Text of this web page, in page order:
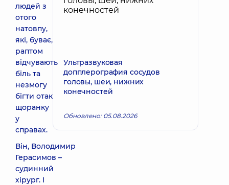
людей з
отого
натовпу,
які, буває,
раптом
відчувають
біль та
незмогу
бігти отак
щоранку
у
справах.
Він, Володимир
Герасимов –
судинний
хірург. І
Ультразвуковая
допплерография сосудов
головы, шеи, нижних
конечностей
Обновлено: 05.08.2026